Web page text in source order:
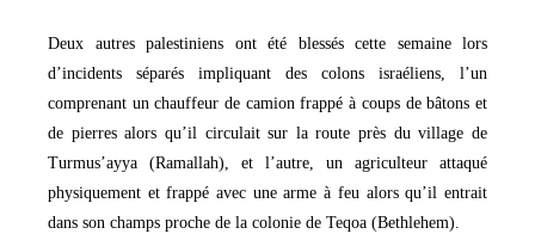
Deux autres palestiniens ont été blessés cette semaine lors
d’incidents séparés impliquant des colons israéliens, l’un
comprenant un chauffeur de camion frappé à coups de bâtons et
de pierres alors qu’il circulait sur la route près du village de
Turmus’ayya (Ramallah), et l’autre, un agriculteur attaqué
physiquement et frappé avec une arme à feu alors qu’il entrait
dans son champs proche de la colonie de Teqoa (Bethlehem).